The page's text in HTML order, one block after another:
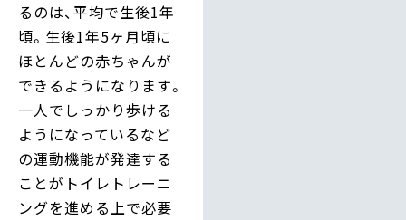
るのは、平均で生後1年
頃。生後1年5ヶ月頃に
ほとんどの赤ちゃんが
できるようになります。
一人でしっかり歩ける
ようになっているなど
の運動機能が発達する
ことがトイレトレーニ
ングを進める上で必要